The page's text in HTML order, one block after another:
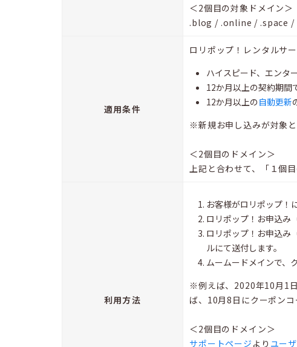
＜2個目の対象ドメイン＞
.blog / .online / .space
適用条件
ロリポップ！レンタルサ
ハイスピード、エンタ
12か月以上の契約期間
12か月以上の自動更新
※新規お申し込みが対象
＜2個目のドメイン＞
上記と合わせて、「１個
利用方法
お客様がロリポップ！
ロリポップ！お申込み
ロリポップ！お申込み
ルにて送付します。
ムームードメインで、
※例えば、2020年10月1
ば、10月8日にクーポンコ
＜2個目のドメイン＞
サポートページ より ユー